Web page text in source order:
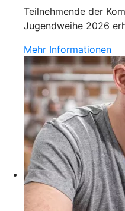
Teilnehmende der
Jugendweihe 2026
Mehr Informationen